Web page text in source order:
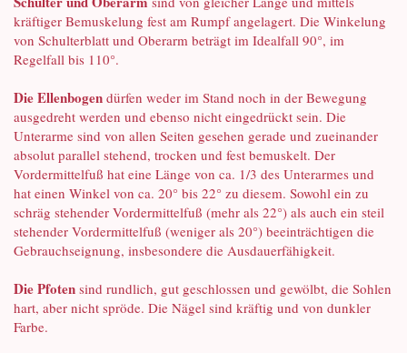
kräftiger Bemuskelung fest am Rumpf angelagert. Die Winkelung
von Schulterblatt und Oberarm beträgt im Idealfall 90°, im
Regelfall bis 110°.
Die Ellenbogen dürfen weder im Stand noch in der Bewegung
ausgedreht werden und ebenso nicht eingedrückt sein. Die
Unterarme sind von allen Seiten gesehen gerade und zueinander
absolut parallel stehend, trocken und fest bemuskelt. Der
Vordermittelfuß hat eine Länge von ca. 1/3 des Unterarmes und
hat einen Winkel von ca. 20° bis 22° zu diesem. Sowohl ein zu
schräg stehender Vordermittelfuß (mehr als 22°) als auch ein steil
stehender Vordermittelfuß (weniger als 20°) beeinträchtigen die
Gebrauchseignung, insbesondere die Ausdauerfähigkeit.
Die Pfoten sind rundlich, gut geschlossen und gewölbt, die Sohlen
hart, aber nicht spröde. Die Nägel sind kräftig und von dunkler
Farbe.